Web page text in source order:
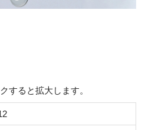
すると拡大します。